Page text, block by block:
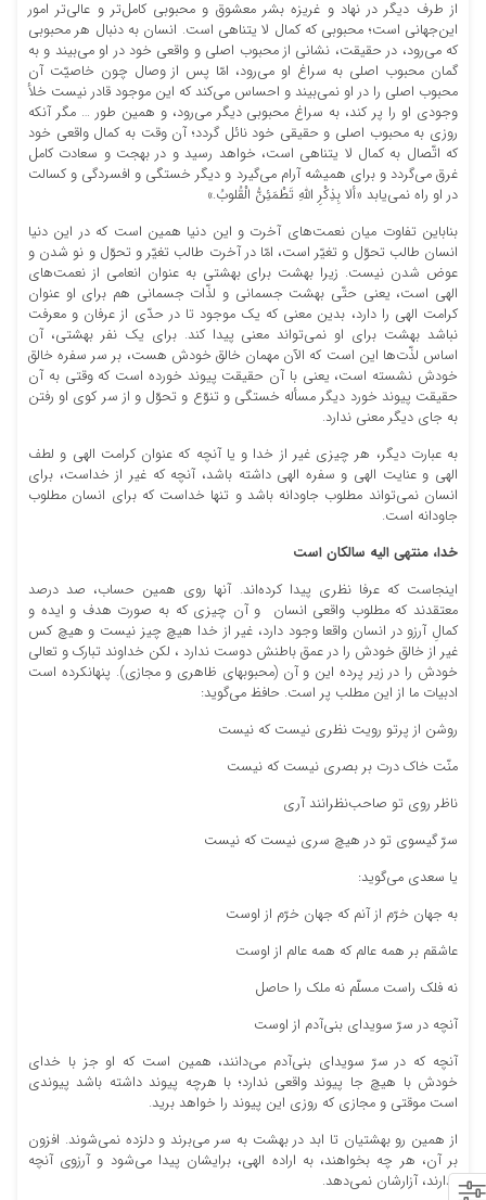
از طرف دیگر در نهاد و غریزه بشر معشوق و محبوبى کامل‌‏تر و عالى‌‏تر امور
این‌جهانی است؛ محبوبى که کمال لا یتناهى است. انسان به دنبال هر محبوبى
که مى‌‏رود، در حقیقت، نشانى از محبوب اصلى و واقعى خود در او مى‌‏بیند و به
گمان محبوب اصلى به سراغ او مى‌‏رود، امّا پس از وصال چون خاصیّت آن
محبوب اصلى را در او نمى‌‏بیند و احساس مى‏‌کند که این موجود قادر نیست خلأ
وجودى او را پر کند، به سراغ محبوبى دیگر مى‌‏رود، و همین طور … مگر آنکه
روزى به محبوب اصلى و حقیقى خود نائل گردد؛ آن وقت به کمال واقعى خود
که اتّصال به کمال لا یتناهى است، خواهد رسید و در بهجت و سعادت کامل
غرق مى‌‏گردد و براى همیشه آرام مى‏‌گیرد و دیگر خستگى و افسردگى و کسالت
در او راه نمى‌‏یابد «ألا بِذِکْرِ اللَّهِ تَطْمَئِنُّ الْقُلوبُ.»
بناباین تفاوت میان نعمت‌هاى آخرت و این دنیا همین است که در این دنیا
انسان طالب تحوّل و تغیّر است، امّا در آخرت طالب تغیّر و تحوّل و نو شدن و
عوض شدن نیست. زیرا بهشت براى بهشتى به عنوان انعامى از نعمت‌هاى
الهى است، یعنى حتّى بهشت جسمانى و لذّات جسمانى هم براى او عنوان
کرامت الهى را دارد، بدین معنى که یک موجود تا در حدّى از عرفان و معرفت
نباشد بهشت براى او نمى‏‌تواند معنى پیدا کند. براى یک نفر بهشتى، آن
اساس لذّت‌ها این است که الآن مهمان خالق خودش هست، بر سر سفره خالق
خودش نشسته است، یعنى با آن حقیقت پیوند خورده است که وقتى به آن
حقیقت پیوند خورد دیگر مسأله خستگى و تنوّع و تحوّل و از سر کوى او رفتن
به جاى دیگر معنى ندارد.
به عبارت دیگر، هر چیزى غیر از خدا و یا آنچه که عنوان کرامت الهى و لطف
الهى و عنایت الهى و سفره الهى داشته باشد، آنچه که غیر از خداست، براى
انسان نمى‌‏تواند مطلوب جاودانه باشد و تنها خداست که براى انسان مطلوب
جاودانه است.
خدا، منتهی الیه سالکان است
اینجاست که عرفا نظرى پیدا کرده‌‏اند. آنها روى همین حساب، صد درصد
معتقدند که مطلوب واقعى انسان و آن چیزى که به صورت هدف و ایده و
کمالِ آرزو در انسان واقعا وجود دارد، غیر از خدا هیچ چیز نیست و هیچ کس
غیر از خالق خودش را در عمق باطنش دوست ندارد ، لکن خداوند تبارک و تعالى‏
خودش را در زیر پرده این و آن (محبوبهاى ظاهری و مجازی). پنهان‏کرده است
ادبیات ما از این مطلب پر است. حافظ مى‏‌گوید:
روشن از پرتو رویت نظرى نیست که نیست
منّت خاک درت بر بصرى نیست که نیست‏
ناظر روى تو صاحب‌نظرانند آرى
سرّ گیسوى تو در هیچ سرى نیست که نیست‏
یا سعدى مى‏‌گوید:
به جهان خرّم از آنم که جهان خرّم از اوست
عاشقم بر همه عالم که همه عالم از اوست‏
نه فلک راست مسلّم نه ملک را حاصل
آنچه در سرّ سویداى بنى‌‏آدم از اوست‏
آنچه که در سرّ سویداى بنى‌‏آدم مى‏‌دانند، همین است که او جز با خداى
خودش با هیچ جا پیوند واقعى ندارد؛ با هرچه پیوند داشته باشد پیوندى
است موقتى و مجازى که روزى این پیوند را خواهد برید.
از همین رو بهشتیان تا ابد در بهشت به سر می‌برند و دلزده نمی‌شوند. افزون
بر آن، هر چه بخواهند، به اراده الهی، برایشان پیدا می‌شود و آرزوی آنچه
ندارند، آزارشان نمی‌دهد.